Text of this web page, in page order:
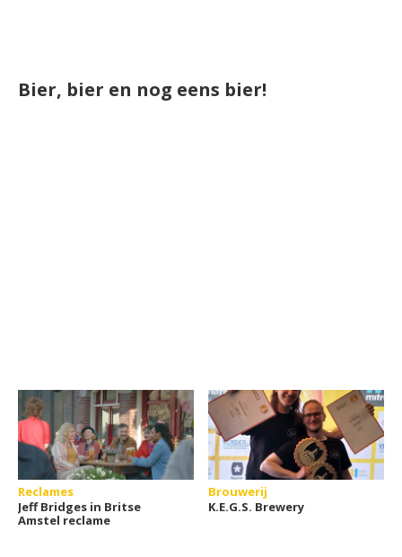
Bier, bier en nog eens bier!
Reclames
Jeff Bridges in Britse
Amstel reclame
Brouwerij
K.E.G.S. Brewery